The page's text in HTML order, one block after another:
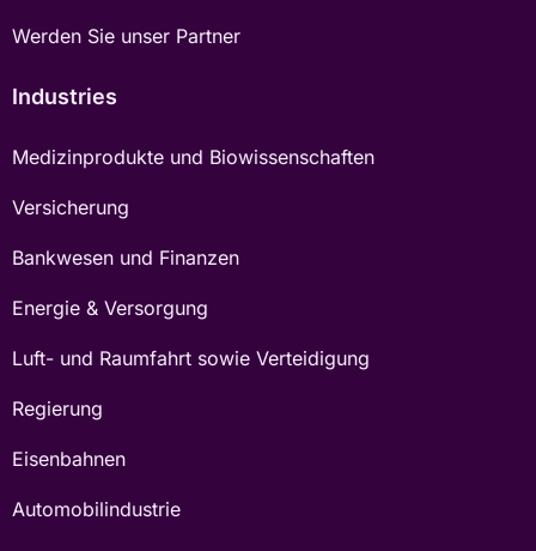
Werden Sie unser Partner
Industries
Medizinprodukte und Biowissenschaften
Versicherung
Bankwesen und Finanzen
Energie & Versorgung
Luft- und Raumfahrt sowie Verteidigung
Regierung
Eisenbahnen
Automobilindustrie